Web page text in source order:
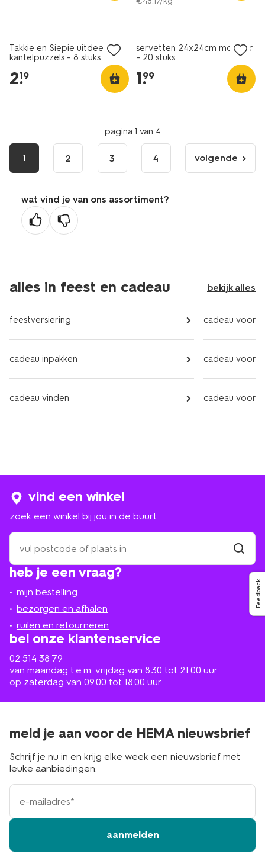
Takkie en Siepie uitdeel
kantelpuzzels - 8 stuks
2.
19
servetten 24x24cm monster
- 20 stuks.
1.
99
pagina 1 van 4
1 2 3 4
volgende
pagina
volgende
wat vind je van ons assortiment?
alles in feest en cadeau bekijk alles
feestversiering
cadeau inpakken
cadeau vinden
cadeau voor
cadeau voor
cadeau voor
heb je een vraag?
mijn bestelling
bezorgen en afhalen
ruilen en retourneren
bel onze klantenservice
02 514 38 79
van maandag t.e.m. vrijdag van 8.30 tot 21.00 uur
op zaterdag van 09.00 tot 18.00 uur
vind een winkel
zoek een winkel bij jou in de buurt
zoek
een
winkel
bij
in
de
buurt
winkel
meld je aan voor de HEMA nieuwsbrief
Schrijf je nu in en krijg elke week een nieuwsbrief met
leuke aanbiedingen.
e-
mailadres
aanmelden
Feedback